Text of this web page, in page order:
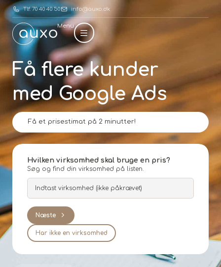
Tlf. 70 40 40 50 info@auxo.dk
Menu
Få flere kunder
med Google Ads
Få et prisestimat på 2 minutter!
Hvilken virksomhed skal bruge en pris?
Søg og find din virksomhed på listen.
Næste
Har ikke en virksomhed